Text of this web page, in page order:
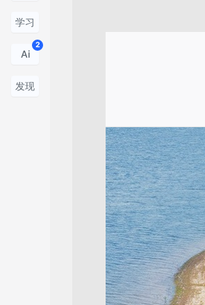
学习
Ai
2
发现